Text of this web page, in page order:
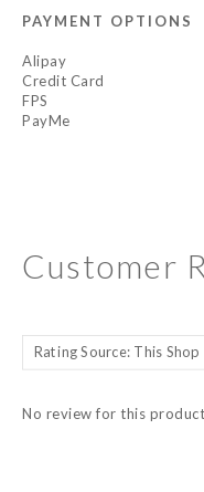
PAYMENT OPTIONS
Alipay
Credit Card
FPS
PayMe
Customer
No review for this product